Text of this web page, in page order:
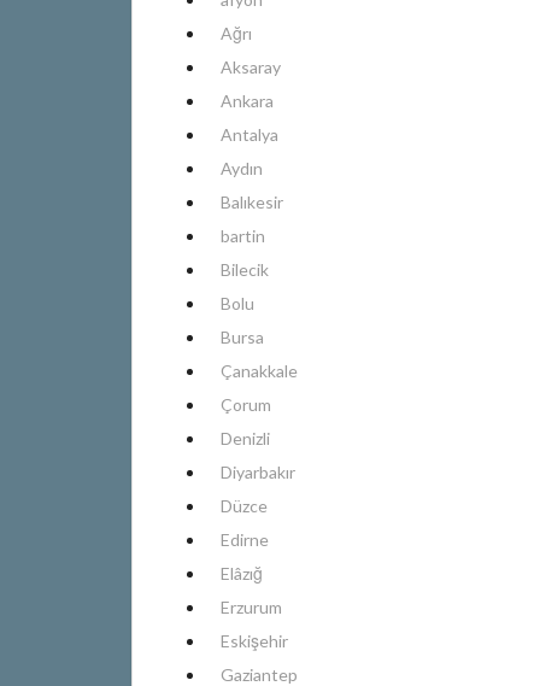
Ağrı
Aksaray
Ankara
Antalya
Aydın
Balıkesir
bartin
Bilecik
Bolu
Bursa
Çanakkale
Çorum
Denizli
Diyarbakır
Düzce
Edirne
Elâzığ
Erzurum
Eskişehir
Gaziantep